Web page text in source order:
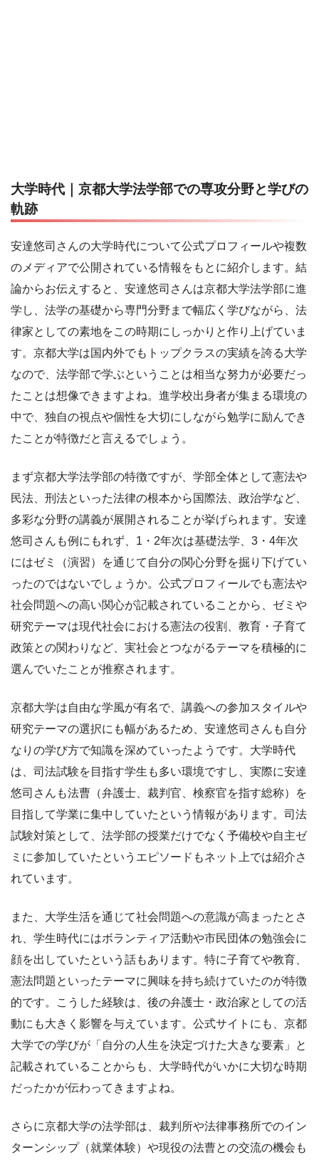
大学時代｜京都大学法学部での専攻分野と学びの
軌跡
安達悠司さんの大学時代について公式プロフィールや複数
のメディアで公開されている情報をもとに紹介します。結
論からお伝えすると、安達悠司さんは京都大学法学部に進
学し、法学の基礎から専門分野まで幅広く学びながら、法
律家としての素地をこの時期にしっかりと作り上げていま
す。京都大学は国内外でもトップクラスの実績を誇る大学
なので、法学部で学ぶということは相当な努力が必要だっ
たことは想像できますよね。進学校出身者が集まる環境の
中で、独自の視点や個性を大切にしながら勉学に励んでき
たことが特徴だと言えるでしょう。
まず京都大学法学部の特徴ですが、学部全体として憲法や
民法、刑法といった法律の根本から国際法、政治学など、
多彩な分野の講義が展開されることが挙げられます。安達
悠司さんも例にもれず、1・2年次は基礎法学、3・4年次
にはゼミ（演習）を通じて自分の関心分野を掘り下げてい
ったのではないでしょうか。公式プロフィールでも憲法や
社会問題への高い関心が記載されていることから、ゼミや
研究テーマは現代社会における憲法の役割、教育・子育て
政策との関わりなど、実社会とつながるテーマを積極的に
選んでいたことが推察されます。
京都大学は自由な学風が有名で、講義への参加スタイルや
研究テーマの選択にも幅があるため、安達悠司さんも自分
なりの学び方で知識を深めていったようです。大学時代
は、司法試験を目指す学生も多い環境ですし、実際に安達
悠司さんも法曹（弁護士、裁判官、検察官を指す総称）を
目指して学業に集中していたという情報があります。司法
試験対策として、法学部の授業だけでなく予備校や自主ゼ
ミに参加していたというエピソードもネット上では紹介さ
れています。
また、大学生活を通じて社会問題への意識が高まったとさ
れ、学生時代にはボランティア活動や市民団体の勉強会に
顔を出していたという話もあります。特に子育てや教育、
憲法問題といったテーマに興味を持ち続けていたのが特徴
的です。こうした経験は、後の弁護士・政治家としての活
動にも大きく影響を与えています。公式サイトにも、京都
大学での学びが「自分の人生を決定づけた大きな要素」と
記載されていることからも、大学時代がいかに大切な時期
だったかが伝わってきますよね。
さらに京都大学の法学部は、裁判所や法律事務所でのイン
ターンシップ（就業体験）や現役の法曹との交流の機会も